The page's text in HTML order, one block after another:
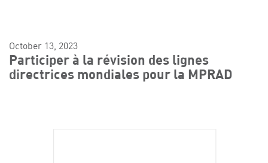
October 13, 2023
Participer à la révision des lignes
directrices mondiales pour la MPRAD